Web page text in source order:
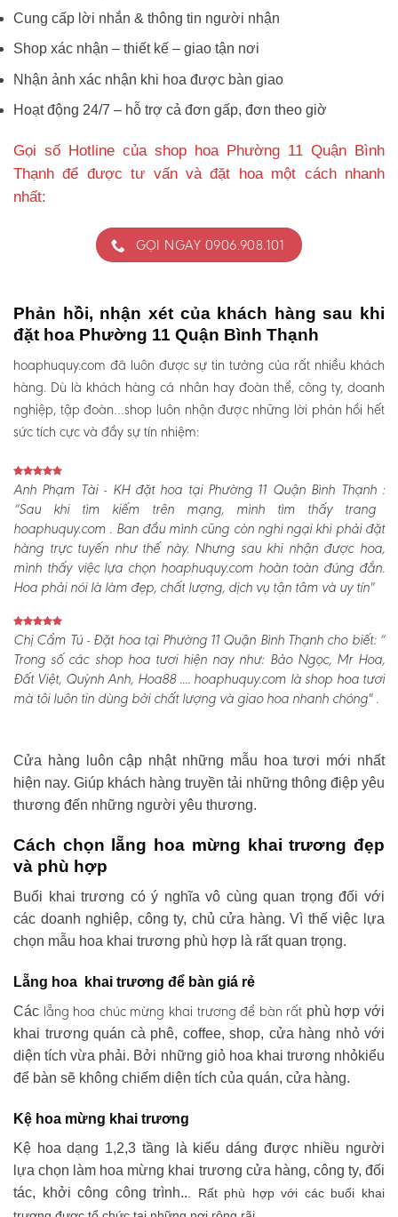
Cung cấp lời nhắn & thông tin người nhận
Shop xác nhận – thiết kế – giao tận nơi
Nhận ảnh xác nhận khi hoa được bàn giao
Hoạt động 24/7 – hỗ trợ cả đơn gấp, đơn theo giờ
Gọi số Hotline của shop hoa Phường 11 Quận Bình
Thạnh để được tư vấn và đặt hoa một cách nhanh
nhất:
GỌI NGAY 0906.908.101
Phản hồi, nhận xét của khách hàng sau khi
đặt hoa Phường 11 Quận Bình Thạnh
hoaphuquy.com đã luôn được sự tin tưởng của rất nhiều khách
hàng. Dù là khách hàng cá nhân hay đoàn thể, công ty, doanh
nghiệp, tập đoàn…shop luôn nhận được những lời phản hồi hết
sức tích cực và đầy sự tín nhiệm:
Anh Phạm Tài - KH đặt hoa tại Phường 11 Quận Bình Thạnh :
“Sau khi tìm kiếm trên mạng, mình tìm thấy trang
hoaphuquy.com . Ban đầu mình cũng còn nghi ngại khi phải đặt
hàng trực tuyến như thế này. Nhưng sau khi nhận được hoa,
mình thấy việc lựa chọn hoaphuquy.com hoàn toàn đúng đắn.
Hoa phải nói là làm đẹp, chất lượng, dịch vụ tận tâm và uy tín"
Chị Cẩm Tú - Đặt hoa tại Phường 11 Quận Bình Thạnh cho biết:“
Trong số các shop hoa tươi hiện nay như: Bảo Ngọc, Mr Hoa,
Đất Việt, Quỳnh Anh, Hoa88 .... hoaphuquy.com là shop hoa tươi
mà tôi luôn tin dùng bởi chất lượng và giao hoa nhanh chóng" .
Cửa hàng luôn cập nhật những mẫu hoa tươi mới nhất
hiện nay. Giúp khách hàng truyền tải những thông điệp yêu
thương đến những người yêu thương.
Cách chọn lẵng hoa mừng khai trương đẹp
và phù hợp
Buổi khai trương có ý nghĩa vô cùng quan trọng đối với
các doanh nghiệp, công ty, chủ cửa hàng. Vì thế việc lựa
chọn mẫu hoa khai trương phù hợp là rất quan trọng.
Lẵng hoa khai trương để bàn giá rẻ
Các lẵng hoa chúc mừng khai trương để bàn rất phù hợp với
khai trương quán cà phê, coffee, shop, cửa hàng nhỏ với
diện tích vừa phải. Bởi những giỏ hoa khai trương nhỏkiểu
để bàn sẽ không chiếm diện tích của quán, cửa hàng.
Kệ hoa mừng khai trương
Kệ hoa dạng 1,2,3 tầng là kiểu dáng được nhiều người
lựa chọn làm hoa mừng khai trương cửa hàng, công ty, đối
tác, khởi công công trình.. . Rất phù hợp với các buổi khai